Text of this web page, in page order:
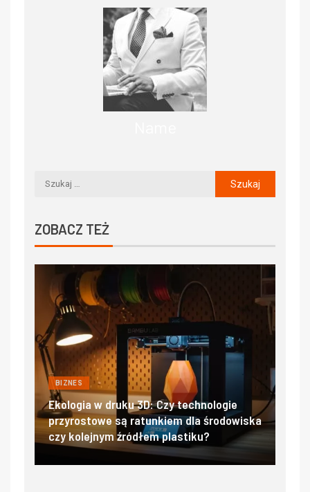
ZOBACZ TEŻ
3D: Czy technologie
są ratunkiem dla środowiska
źródłem plastiku?
BIZNES
Filtry hepa i ulpa w
salach operacyjnych –
czystości powietrza